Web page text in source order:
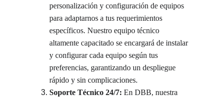
personalización y configuración de equipos
para adaptarnos a tus requerimientos
específicos. Nuestro equipo técnico
altamente capacitado se encargará de instalar
y configurar cada equipo según tus
preferencias, garantizando un despliegue
rápido y sin complicaciones.
Soporte Técnico 24/7: En DBB, nuestra